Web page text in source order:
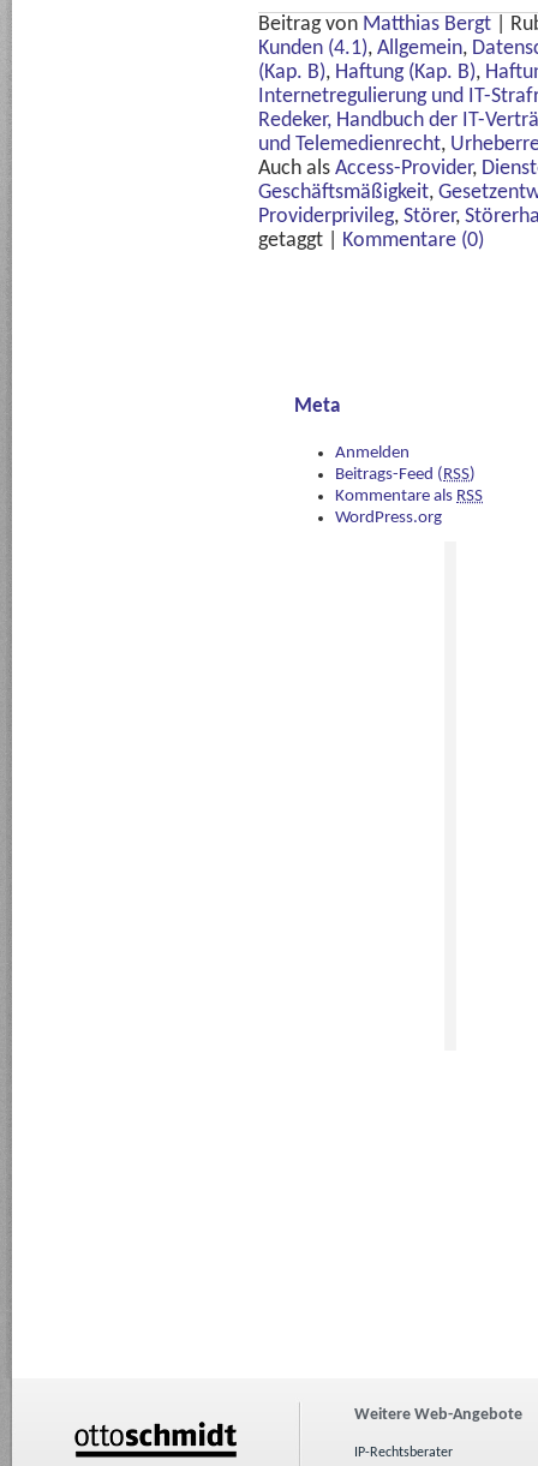
Beitrag von Matthias Bergt
Kunden (4.1), Allgemein,
(Kap. B), Haftung (Kap. B),
Internetregulierung und IT-
Redeker, Handbuch der IT-
und Telemedienrecht,
Auch als Access-Provider,
Geschäftsmäßigkeit,
Providerprivileg, Störer,
getaggt
Kommentare (0)
Meta
Anmelden
Beitrags-Feed (RSS)
Kommentare als RSS
WordPress.org
Weitere Web-Angebote
IP-Rechtsberater